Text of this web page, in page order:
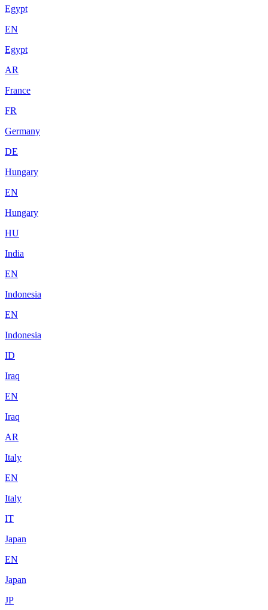
Egypt
EN
Egypt
AR
France
FR
Germany
DE
Hungary
EN
Hungary
HU
India
EN
Indonesia
EN
Indonesia
ID
Iraq
EN
Iraq
AR
Italy
EN
Italy
IT
Japan
EN
Japan
JP